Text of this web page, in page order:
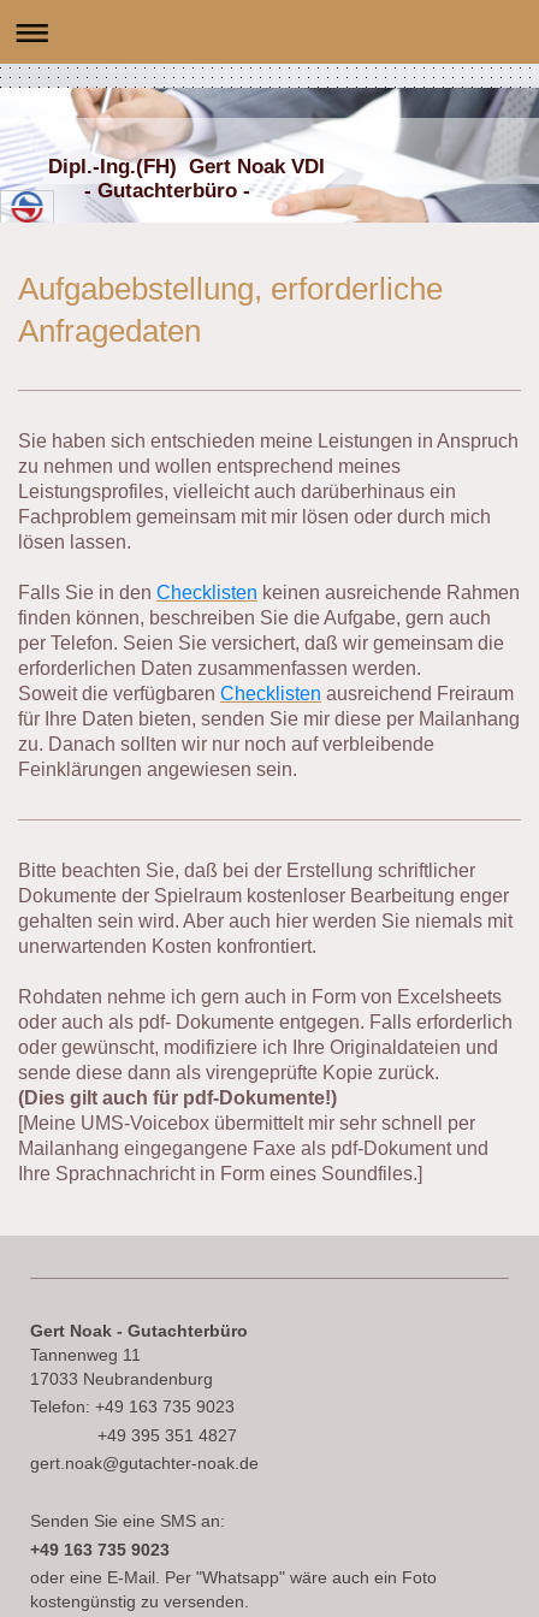
Dipl.-Ing.(FH) Gert Noak VDI
- Gutachterbüro -
Aufgabebstellung, erforderliche
Anfragedaten
Sie haben sich entschieden meine Leistungen in Anspruch
zu nehmen und wollen entsprechend meines
Leistungsprofiles, vielleicht auch darüberhinaus ein
Fachproblem gemeinsam mit mir lösen oder durch mich
lösen lassen.
Falls Sie in den Checklisten keinen ausreichende Rahmen
finden können, beschreiben Sie die Aufgabe, gern auch
per Telefon. Seien Sie versichert, daß wir gemeinsam die
erforderlichen Daten zusammenfassen werden.
Soweit die verfügbaren Checklisten ausreichend Freiraum
für Ihre Daten bieten, senden Sie mir diese per Mailanhang
zu. Danach sollten wir nur noch auf verbleibende
Feinklärungen angewiesen sein.
Bitte beachten Sie, daß bei der Erstellung schriftlicher
Dokumente der Spielraum kostenloser Bearbeitung enger
gehalten sein wird. Aber auch hier werden Sie niemals mit
unerwartenden Kosten konfrontiert.
Rohdaten nehme ich gern auch in Form von Excelsheets
oder auch als pdf- Dokumente entgegen. Falls erforderlich
oder gewünscht, modifiziere ich Ihre Originaldateien und
sende diese dann als virengeprüfte Kopie zurück.
(Dies gilt auch für pdf-Dokumente!)
[Meine UMS-Voicebox übermittelt mir sehr schnell per
Mailanhang eingegangene Faxe als pdf-Dokument und
Ihre Sprachnachricht in Form eines Soundfiles.]
Gert Noak - Gutachterbüro
Tannenweg 11
17033 Neubrandenburg
Telefon: +49 163 735 9023
+49 395 351 4827
gert.noak@gutachter-noak.de
Senden Sie eine SMS an:
+49 163 735 9023
oder eine E-Mail. Per "Whatsapp" wäre auch ein Foto
kostengünstig zu versenden.